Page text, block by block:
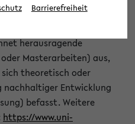
provide/913/>. Die
herausragende
Masterarbeiten) aus,
theoretisch oder
Entwicklung
befasst. Weitere
https://www.uni-
Barrierefreiheit